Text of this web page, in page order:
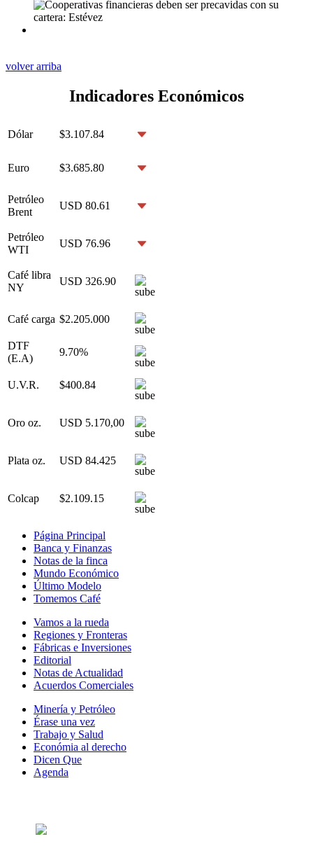
volver arriba
Indicadores Económicos
Dólar $3.107.84
Euro $3.685.80
Petróleo
Brent
USD 80.61
Petróleo
WTI
USD 76.96
Café libra
NY
USD 326.90
Café carga $2.205.000
DTF
(E.A)
9.70%
U.V.R. $400.84
Oro oz. USD 5.170,00
Plata oz. USD 84.425
Colcap $2.109.15
Página Principal
Banca y Finanzas
Notas de la finca
Mundo Económico
Último Modelo
Tomemos Café
Vamos a la rueda
Regiones y Fronteras
Fábricas e Inversiones
Editorial
Notas de Actualidad
Acuerdos Comerciales
Minería y Petróleo
Érase una vez
Trabajo y Salud
Económia al derecho
Dicen Que
Agenda